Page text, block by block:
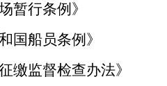
暂行条例》
国船员条例》
缴监督检查办法》